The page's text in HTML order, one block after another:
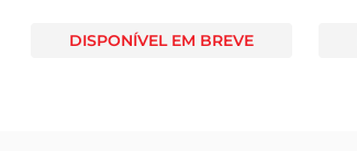
DISPONÍVEL EM BREVE